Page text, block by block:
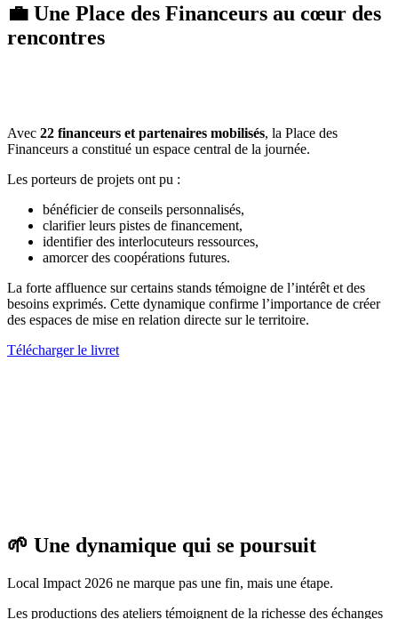
💼 Une Place des Financeurs au cœur des
rencontres
Avec 22 financeurs et partenaires mobilisés, la Place des
Financeurs a constitué un espace central de la journée.
Les porteurs de projets ont pu :
bénéficier de conseils personnalisés,
clarifier leurs pistes de financement,
identifier des interlocuteurs ressources,
amorcer des coopérations futures.
La forte affluence sur certains stands témoigne de l’intérêt et des
besoins exprimés. Cette dynamique confirme l’importance de créer
des espaces de mise en relation directe sur le territoire.
Télécharger le livret
🌱 Une dynamique qui se poursuit
Local Impact 2026 ne marque pas une fin, mais une étape.
Les productions des ateliers témoignent de la richesse des échanges